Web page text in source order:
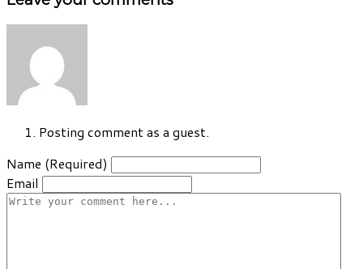
Posting comment as a guest.
Name (Required)
Email